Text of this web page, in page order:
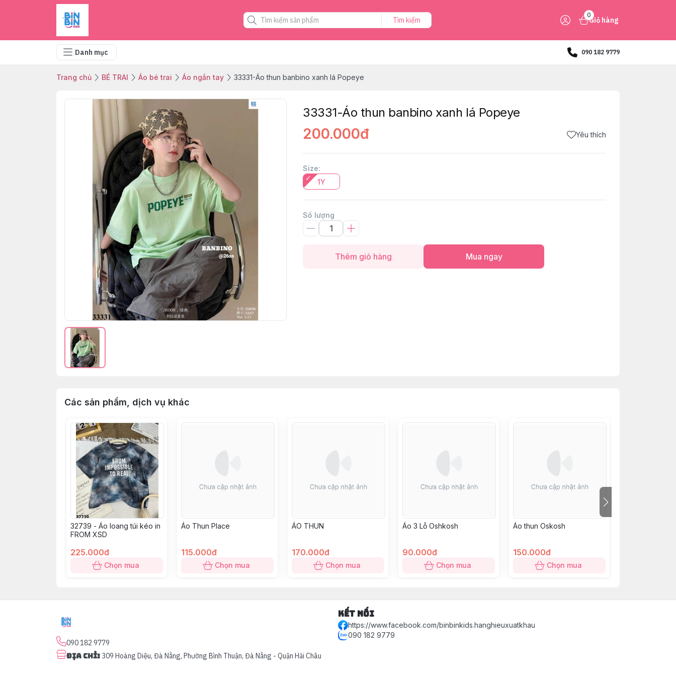
Tìm kiếm
0
Giỏ hàng
Danh mục 090 182 9779
Trang chủ BÉ TRAI Áo bé trai Áo ngắn tay 33331-Áo thun banbino xanh lá Popeye
33331-Áo thun banbino xanh lá Popeye
200.000đ Yêu thích
Size:
1Y
Số lượng
Thêm giỏ hàng Mua ngay
Các sản phẩm, dịch vụ khác
32739 - Áo loang túi kéo in
FROM XSD
225.000đ
Chọn mua
Áo Thun Place
115.000đ
Chọn mua
ÁO THUN
170.000đ
Chọn mua
Áo 3 Lỗ Oshkosh
90.000đ
Chọn mua
Áo thun Oskosh
150.000đ
Chọn mua
090 182 9779
Địa chỉ: 309 Hoàng Diệu, Đà Nẵng, Phường Bình Thuận, Đà Nẵng - Quận Hải Châu
Kết nối
https://www.facebook.com/binbinkids.hanghieuxuatkhau
090 182 9779